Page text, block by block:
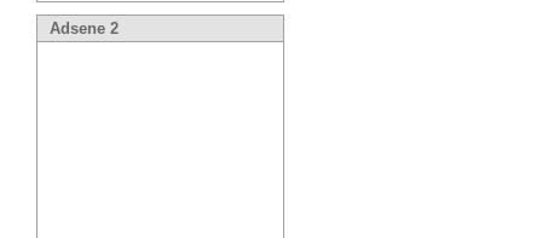
Adsene 2